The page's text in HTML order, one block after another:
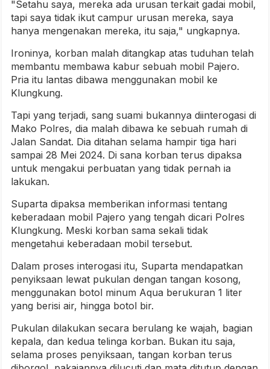
"Setahu saya, mereka ada urusan terkait gadai mobil,
tapi saya tidak ikut campur urusan mereka, saya
hanya mengenakan mereka, itu saja," ungkapnya.
Ironinya, korban malah ditangkap atas tuduhan telah
membantu membawa kabur sebuah mobil Pajero.
Pria itu lantas dibawa menggunakan mobil ke
Klungkung.
Tapi yang terjadi, sang suami bukannya diinterogasi di
Mako Polres, dia malah dibawa ke sebuah rumah di
Jalan Sandat. Dia ditahan selama hampir tiga hari
sampai 28 Mei 2024. Di sana korban terus dipaksa
untuk mengakui perbuatan yang tidak pernah ia
lakukan.
Suparta dipaksa memberikan informasi tentang
keberadaan mobil Pajero yang tengah dicari Polres
Klungkung. Meski korban sama sekali tidak
mengetahui keberadaan mobil tersebut.
Dalam proses interogasi itu, Suparta mendapatkan
penyiksaan lewat pukulan dengan tangan kosong,
menggunakan botol minum Aqua berukuran 1 liter
yang berisi air, hingga botol bir.
Pukulan dilakukan secara berulang ke wajah, bagian
kepala, dan kedua telinga korban. Bukan itu saja,
selama proses penyiksaan, tangan korban terus